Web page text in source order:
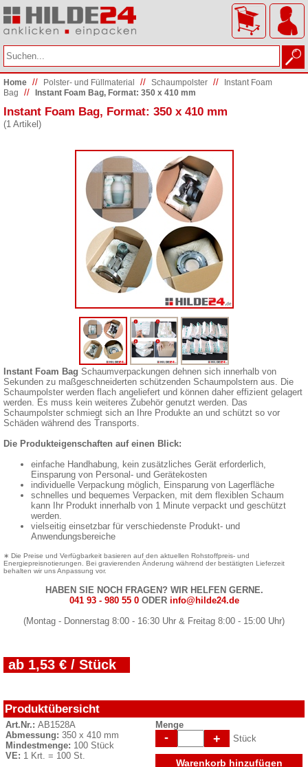
Home // Polster- und Füllmaterial // Schaumpolster //
Instant Foam
Bag
// Instant Foam Bag, Format: 350 x 410 mm
Instant Foam Bag, Format: 350 x 410 mm
(1 Artikel)
Instant Foam Bag Schaumverpackungen dehnen sich innerhalb von
Sekunden zu maßgeschneiderten schützenden Schaumpolstern aus. Die
Schaumpolster werden flach angeliefert und können daher effizient gelagert
werden. Es muss kein weiteres Zubehör genutzt werden. Das
Schaumpolster schmiegt sich an Ihre Produkte an und schützt so vor
Schäden während des Transports.
Die Produkteigenschaften auf einen Blick:
einfache Handhabung, kein zusätzliches Gerät erforderlich,
Einsparung von Personal- und Gerätekosten
individuelle Verpackung möglich, Einsparung von Lagerfläche
schnelles und bequemes Verpacken, mit dem flexiblen Schaum
kann Ihr Produkt innerhalb von 1 Minute verpackt und geschützt
werden.
vielseitig einsetzbar für verschiedenste Produkt- und
Anwendungsbereiche
∗ Die Preise und Verfügbarkeit basieren auf den aktuellen Rohstoffpreis- und
Energiepreisnotierungen. Bei gravierenden Änderung während der bestätigten Lieferzeit
behalten wir uns Anpassung vor.
HABEN SIE NOCH FRAGEN? WIR HELFEN GERNE.
041 93 - 980 55 0 ODER info@hilde24.de
(Montag - Donnerstag 8:00 - 16:30 Uhr & Freitag 8:00 - 15:00 Uhr)
ab 1,53 € / Stück
Produktübersicht
Art.Nr.: AB1528A
Abmessung: 350 x 410 mm
Mindestmenge: 100 Stück
VE: 1 Krt. = 100 St.
Menge
- + Stück
Warenkorb hinzufügen